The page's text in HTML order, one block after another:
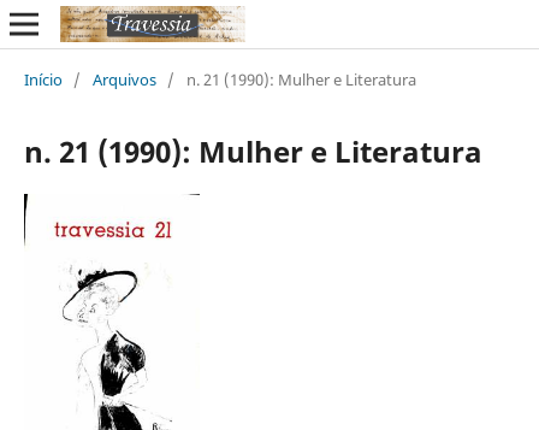
Início / Arquivos / n. 21 (1990): Mulher e Literatura
n. 21 (1990): Mulher e Literatura